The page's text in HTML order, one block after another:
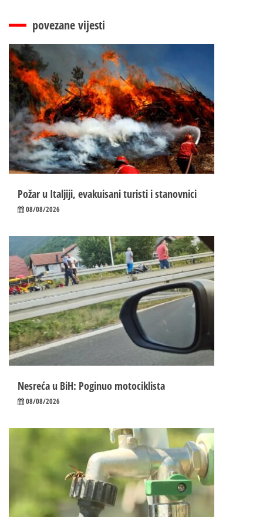
povezane vijesti
Požar u Italjiji, evakuisani turisti i stanovnici
08/08/2026
Nesreća u BiH: Poginuo motociklista
08/08/2026